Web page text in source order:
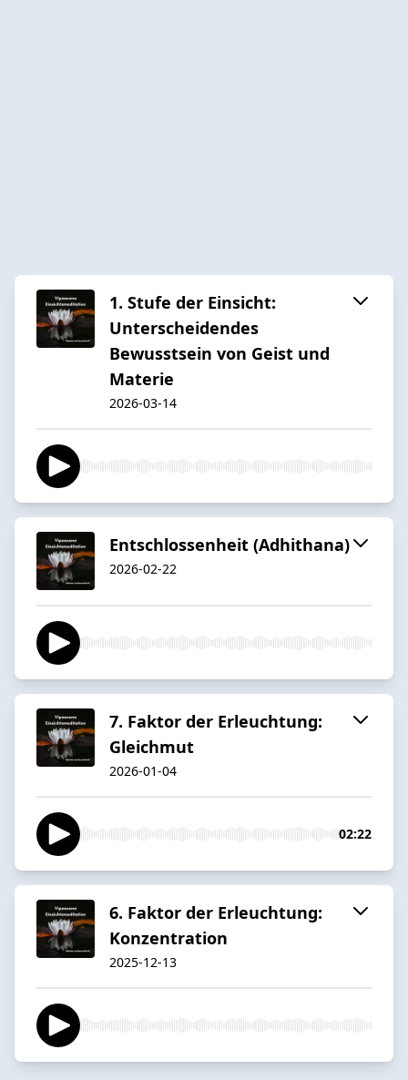
1. Stufe der Einsicht:
Unterscheidendes
Bewusstsein von Geist und
Materie
2026-03-14
Entschlossenheit (Adhithana)
2026-02-22
7. Faktor der Erleuchtung:
Gleichmut
2026-01-04
02:22
6. Faktor der Erleuchtung:
Konzentration
2025-12-13